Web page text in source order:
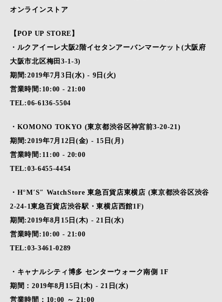
オンラインストア
【POP UP STORE】
・ルクアイーレ大阪2階イセタンアーバンマーケット(大阪府
大阪市北区梅田3-1-3)
期間:2019年7月3日(水) - 9日(火)
営業時間:10:00 - 21:00
TEL:06-6136-5504
・KOMONO TOKYO (東京都渋谷区神宮前3-20-21)
期間:2019年7月12日(金) - 15日(月)
営業時間:11:00 - 20:00
TEL:03-6455-4454
・H°M′S″ WatchStore 東急百貨店東横店 (東京都渋谷区渋谷
2-24-1東急百貨店渋谷駅・東横店西館1F)
期間:2019年8月15日(木) - 21日(水)
営業時間:10:00 - 21:00
TEL:03-3461-0289
・キャナルシティ博多 センターウォーク南側 1F
期間：2019年8月15日(木) - 21日(水)
営業時間：10:00 ～ 21:00